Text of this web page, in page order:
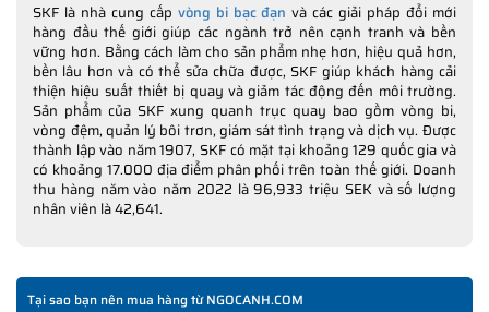
SKF là nhà cung cấp vòng bi bạc đạn và các giải pháp đổi mới
hàng đầu thế giới giúp các ngành trở nên cạnh tranh và bền
vững hơn. Bằng cách làm cho sản phẩm nhẹ hơn, hiệu quả hơn,
bền lâu hơn và có thể sửa chữa được, SKF giúp khách hàng cải
thiện hiệu suất thiết bị quay và giảm tác động đến môi trường.
Sản phẩm của SKF xung quanh trục quay bao gồm vòng bi,
vòng đệm, quản lý bôi trơn, giám sát tình trạng và dịch vụ. Được
thành lập vào năm 1907, SKF có mặt tại khoảng 129 quốc gia và
có khoảng 17.000 địa điểm phân phối trên toàn thế giới. Doanh
thu hàng năm vào năm 2022 là 96,933 triệu SEK và số lượng
nhân viên là 42,641.
Tại sao bạn nên mua hàng từ NGOCANH.COM